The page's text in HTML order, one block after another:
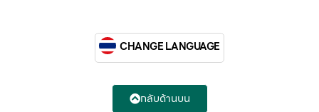
CHANGE LANGUAGE
กลับด้านบน